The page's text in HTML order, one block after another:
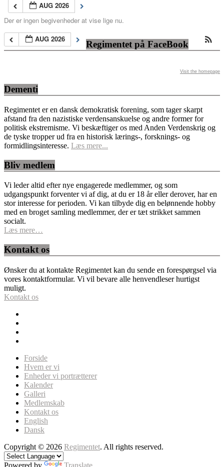
AUG 2026
Der er ingen begivenheder at vise lige nu.
AUG 2026
Regimentet på FaceBook
Visit the homepage
Dementi
Regimentet er en dansk demokratisk forening, som tager skarpt
afstand fra den nazistiske verdensanskuelse og andre former for
politisk ekstremisme. Vi beskæftiger os med Anden Verdenskrig og
de tyske tropper ud fra en historisk lærings-, forsknings- og
formidlingsinteresse. Læs mere...
Bliv medlem
Vi leder altid efter nye engagerede medlemmer, og som
udgangspunkt forventer vi af dig, at du er 18 år eller derover, har en
stor interesse for perioden. Vi kan tilbyde dig en belønnende hobby
med en broget samling medlemmer, der er tæt strikket sammen
socialt.
Læs mere…
Kontakt os
Ønsker du at kontakte Regimentet kan du sende en forespørgsel via
vores kontaktformular. Vi vil bevare alle henvendleser hurtigst
muligt.
Kontakt os
Forside
Hvem er vi
Enheder vi portrætterer
Kalender
Galleri
Medlemskab
Kontakt os
English
Dansk
Copyright © 2026 Regimentet. All rights reserved.
Powered by Translate